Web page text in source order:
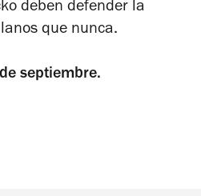
deben defender la
que nunca.
septiembre.